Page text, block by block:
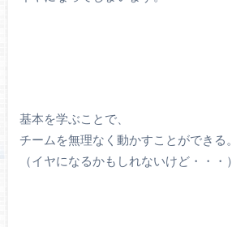
基本を学ぶことで、
チームを無理なく動かすことができる。
（イヤになるかもしれないけど・・・）